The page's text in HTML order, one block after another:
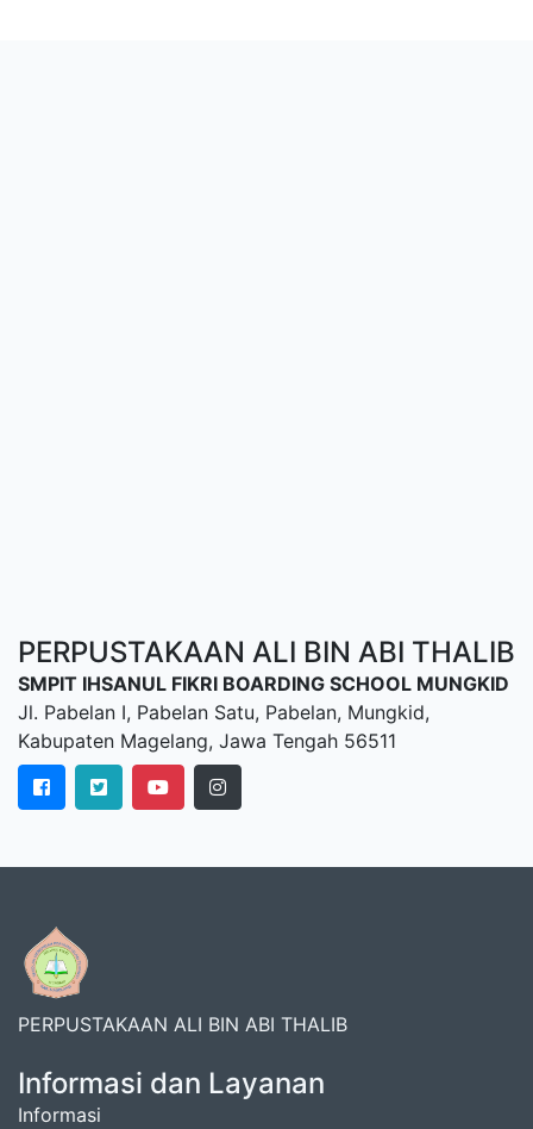
PERPUSTAKAAN ALI BIN ABI THALIB
SMPIT IHSANUL FIKRI BOARDING SCHOOL MUNGKID
Jl. Pabelan I, Pabelan Satu, Pabelan, Mungkid,
Kabupaten Magelang, Jawa Tengah 56511
PERPUSTAKAAN ALI BIN ABI THALIB
Informasi dan Layanan
Informasi